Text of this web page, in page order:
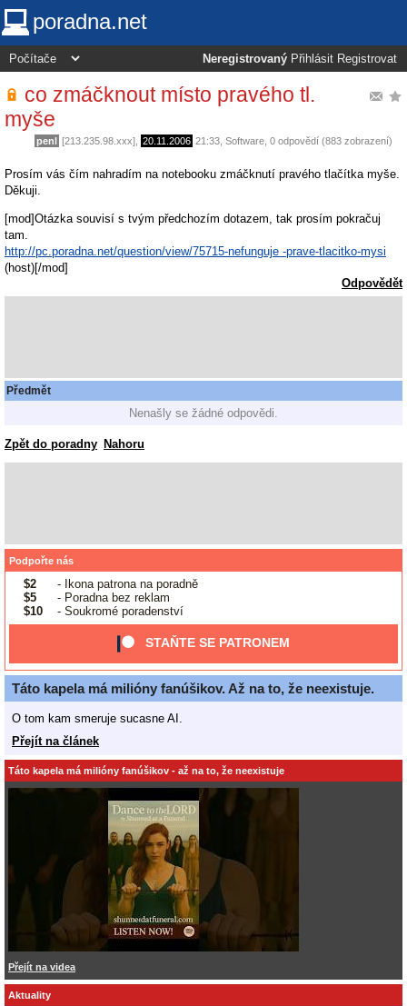
poradna.net
Neregistrovaný Přihlásit Registrovat
co zmáčknout místo pravého tl.
myše
penl [213.235.98.xxx], 20.11.2006 21:33 Software , 0 odpovědí (883 zobrazení)
Prosím vás čím nahradím na notebooku zmáčknutí pravého tlačítka myše.
Děkuji.
[mod]Otázka souvisí s tvým předchozím dotazem, tak prosím pokračuj
tam.
http://pc.poradna.net/question/view/75715-nefunguje -prave-tlacitko-mysi
(host)[/mod]
Odpovědět
Předmět
Nenašly se žádné odpovědi.
Zpět do poradny Nahoru
Podpořte nás
$2
- Ikona patrona na poradně
$5
- Poradna bez reklam
$10
- Soukromé poradenství
STAŇTE SE PATRONEM
Táto kapela má milióny fanúšikov. Až na to, že neexistuje.
O tom kam smeruje sucasne AI.
Přejít na článek
Táto kapela má milióny fanúšikov - až na to, že neexistuje
Přejít na videa
Aktuality